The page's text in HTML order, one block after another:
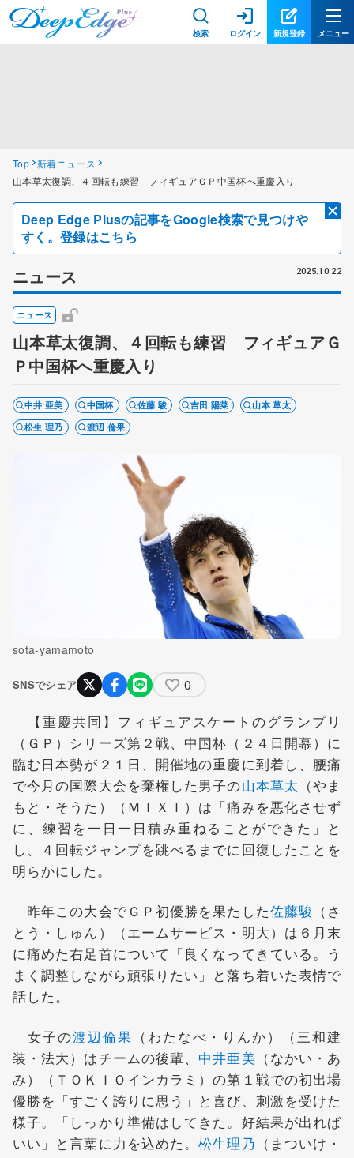
検索 ログイン 新規登録 メニュー
Top 新着ニュース
山本草太復調、４回転も練習 フィギュアＧＰ中国杯へ重慶入り
Deep Edge Plusの記事をGoogle検索で見つけや
すく。登録はこちら
ニュース 2025.10.22
ニュース
山本草太復調、４回転も練習 フィギュアＧ
Ｐ中国杯へ重慶入り
中井 亜美 中国杯 佐藤 駿 吉田 陽菜
山本 草太
松生 理乃
渡辺 倫果
sota-yamamoto
SNSでシェア 0
【重慶共同】フィギュアスケートのグランプリ
（ＧＰ）シリーズ第２戦、中国杯（２４日開幕）に
臨む日本勢が２１日、開催地の重慶に到着し、腰痛
で今月の国際大会を棄権した男子の山本草太 （やま
もと・そうた）（ＭＩＸＩ）は「痛みを悪化させず
に、練習を一日一日積み重ねることができた」と
し、４回転ジャンプを跳べるまでに回復したことを
明らかにした。
昨年この大会でＧＰ初優勝を果たした佐藤駿 （さ
とう・しゅん）（エームサービス・明大）は６月末
に痛めた右足首について「良くなってきている。う
まく調整しながら頑張りたい」と落ち着いた表情で
話した。
女子の渡辺倫果 （わたなべ・りんか）（三和建
装・法大）はチームの後輩、 中井亜美 （なかい・あ
み）（ＴＯＫＩＯインカラミ）の第１戦での初出場
優勝を「すごく誇りに思う」と喜び、刺激を受けた
様子。「しっかり準備はしてきた。好結果が出れば
いい」と言葉に力を込めた。松生理乃 （まついけ・